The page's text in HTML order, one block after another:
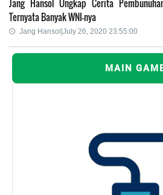
Jang Hansol Ungkap Cerita
Ternyata Banyak WNI-nya
Jang Hansol|July 26, 2020 23:55:00
MAIN